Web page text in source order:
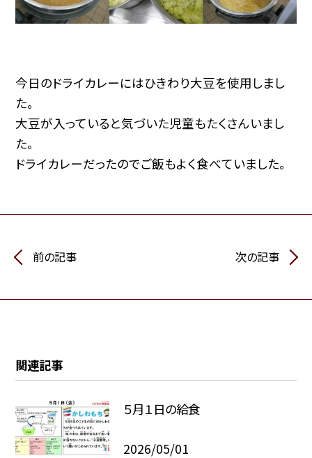
今日のドライカレーにはひきわり大豆を使用しまし
た。
大豆が入っていると気づいた児童もたくさんいまし
た。
ドライカレーだったのでご飯もよく食べていました。
前の記事 次の記事
関連記事
５月１日の給食
2026/05/01